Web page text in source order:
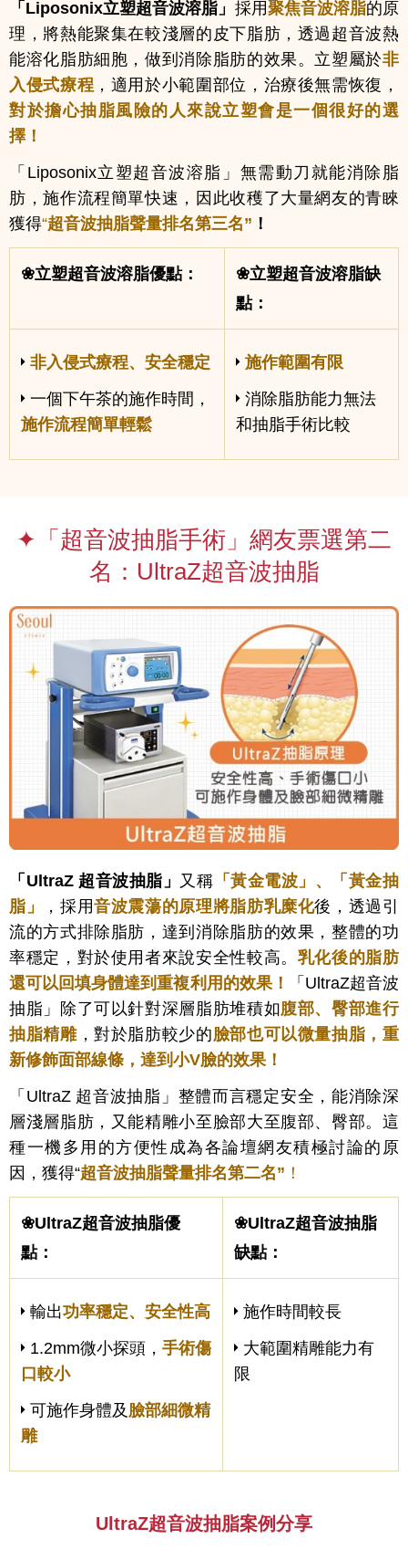
「Liposonix立塑超音波溶脂」 採用聚焦音波溶脂的原
理，將熱能聚集在較淺層的皮下脂肪，透過超音波熱
能溶化脂肪細胞，做到消除脂肪的效果。立塑屬於非
入侵式療程 ，適用於小範圍部位，治療後無需恢復，
對於擔心抽脂風險的人來說立塑會是一個很好的選
擇！
「Liposonix立塑超音波溶脂」無需動刀就能消除脂
肪，施作流程簡單快速，因此收穫了大量網友的青睞
獲得“超音波抽脂聲量排名第三名” ！
❀立塑超音波溶脂優點：
❀立塑超音波溶脂缺
點：
非入侵式療程、安全穩定
一個下午茶的施作時間，
施作流程簡單輕鬆
施作範圍有限
消除脂肪能力無法
和抽脂手術比較
✦「超音波抽脂手術」網友票選第二
名：UltraZ超音波抽脂
「UltraZ 超音波抽脂」 又稱 「黃金電波」、「黃金抽
脂」
，採用音波震蕩的原理將脂肪乳糜化後，透過引
流的方式排除脂肪，達到消除脂肪的效果，整體的功
率穩定，對於使用者來說安全性較高。 乳化後的脂肪
還可以回填身體達到重複利用的效果！
「UltraZ超音波
抽脂」除了可以針對深層脂肪堆積如腹部、臀部進行
抽脂精雕，對於脂肪較少的臉部也可以微量抽脂，重
新修飾面部線條，達到小V臉的效果！
「UltraZ 超音波抽脂」整體而言穩定安全，能消除深
層淺層脂肪，又能精雕小至臉部大至腹部、臀部。這
種一機多用的方便性成為各論壇網友積極討論的原
因，獲得“超音波抽脂聲量排名第二名” ！
❀UltraZ超音波抽脂優
點：
❀UltraZ超音波抽脂
缺點：
輸出功率穩定、安全性高
1.2mm微小探頭， 手術傷
口較小
可施作身體及 臉部細微精
雕
施作時間較長
大範圍精雕能力有
限
UltraZ超音波抽脂案例分享